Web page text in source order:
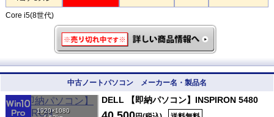
Core i5(8世代)
中古ノートパソコン メーカー名・製品名
1920×1080
DELL 【即納パソコン】INSPIRON 5480